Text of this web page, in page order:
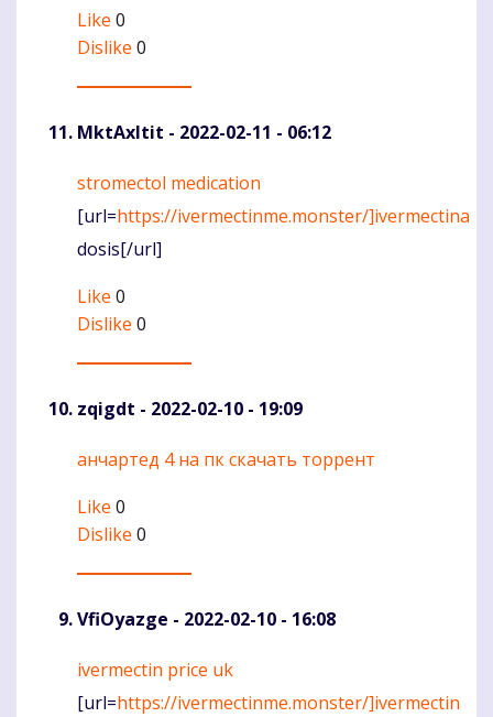
Like 0
Dislike 0
MktAxltit - 2022-02-11 - 06:12
Komentaras
stromectol medication
[url=https://ivermectinme.monster/]ivermectina
dosis[/url]
Like 0
Dislike 0
zqigdt - 2022-02-10 - 19:09
Komentaras
анчартед 4 на пк скачать торрент
Like 0
Dislike 0
VfiOyazge - 2022-02-10 - 16:08
Komentaras
ivermectin price uk
[url=https://ivermectinme.monster/]ivermectin